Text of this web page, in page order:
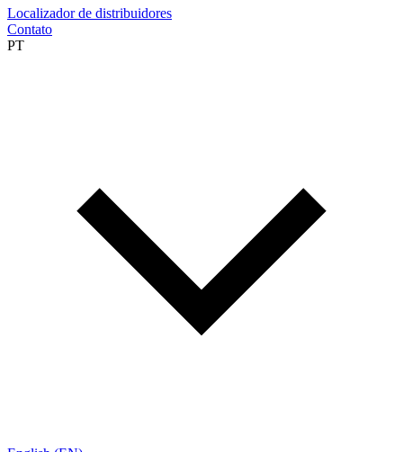
Localizador de distribuidores
Contato
PT